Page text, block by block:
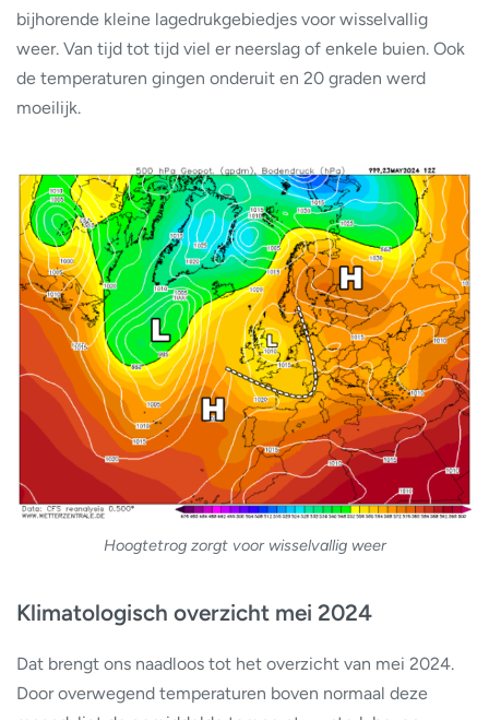
bijhorende kleine lagedrukgebiedjes voor wisselvallig
weer. Van tijd tot tijd viel er neerslag of enkele buien. Ook
de temperaturen gingen onderuit en 20 graden werd
moeilijk.
Hoogtetrog zorgt voor wisselvallig weer
Klimatologisch overzicht mei 2024
Dat brengt ons naadloos tot het overzicht van mei 2024.
Door overwegend temperaturen boven normaal deze